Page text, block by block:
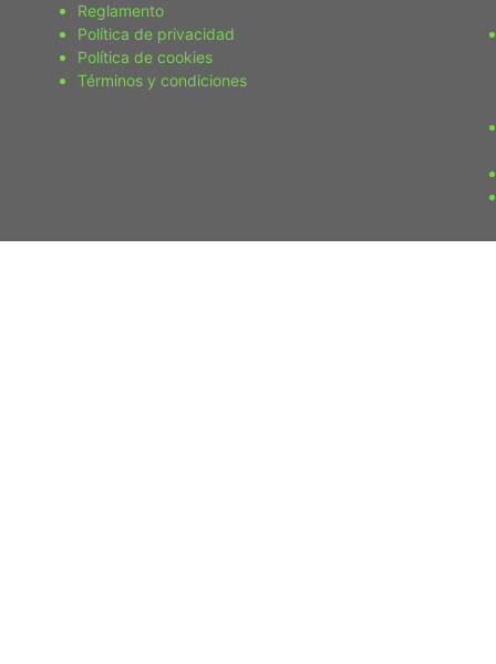
Reglamento
Política de privacidad
Política de cookies
Términos y condiciones